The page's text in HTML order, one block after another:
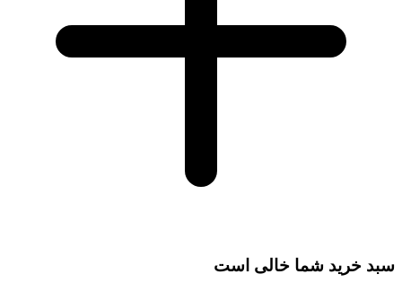
خرید شما خالی است